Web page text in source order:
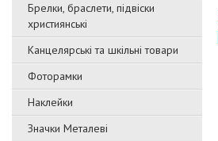
Брелки, браслети, підвіски
християнські
Канцелярські та шкільні товари
Фоторамки
Наклейки
Значки Металеві